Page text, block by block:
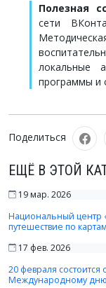
ЕЩЁ В ЭТОЙ
19 мар. 2026
Национальный центр
путешествие по
17 фев. 2026
20 февраля
Международному
Полезная
сети
локальные
программы и
Поделиться